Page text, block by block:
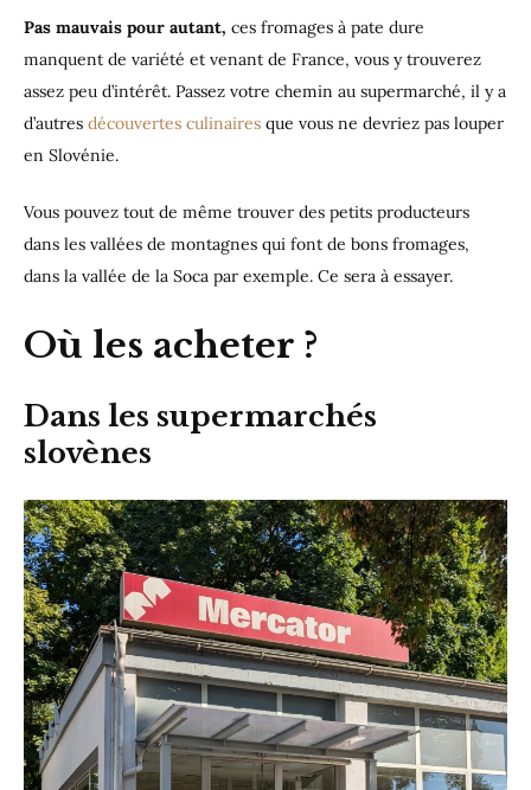
Pas mauvais pour autant, ces fromages à pate dure
manquent de variété et venant de France, vous y trouverez
assez peu d’intérêt. Passez votre chemin au supermarché, il y a
d’autres découvertes culinaires que vous ne devriez pas louper
en Slovénie.
Vous pouvez tout de même trouver des petits producteurs
dans les vallées de montagnes qui font de bons fromages,
dans la vallée de la Soca par exemple. Ce sera à essayer.
Où les acheter ?
Dans les supermarchés
slovènes